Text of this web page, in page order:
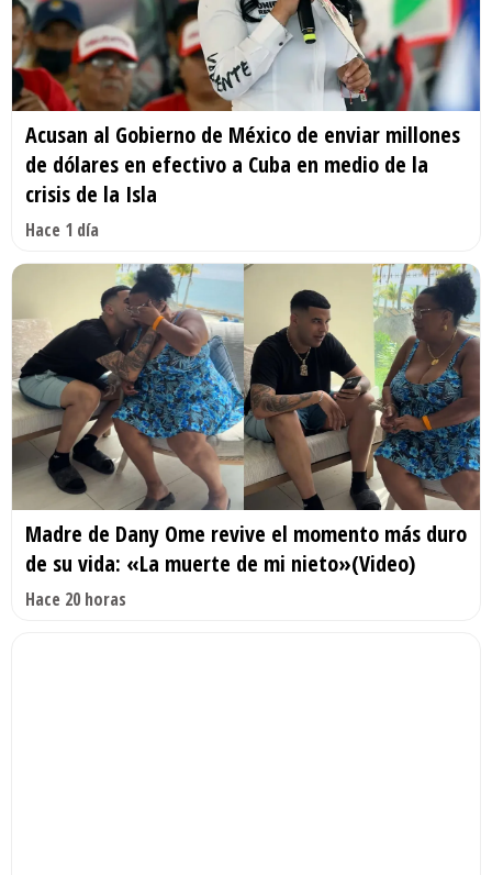
Acusan al Gobierno de México de enviar millones
de dólares en efectivo a Cuba en medio de la
crisis de la Isla
Hace 1 día
Madre de Dany Ome revive el momento más duro
de su vida: «La muerte de mi nieto»(Video)
Hace 20 horas